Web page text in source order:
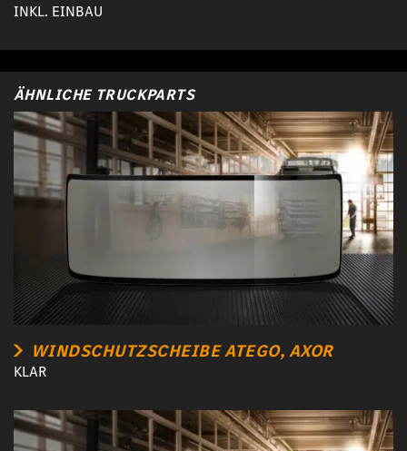
INKL. EINBAU
ÄHNLICHE TRUCKPARTS
WINDSCHUTZSCHEIBE ATEGO, AXOR
KLAR